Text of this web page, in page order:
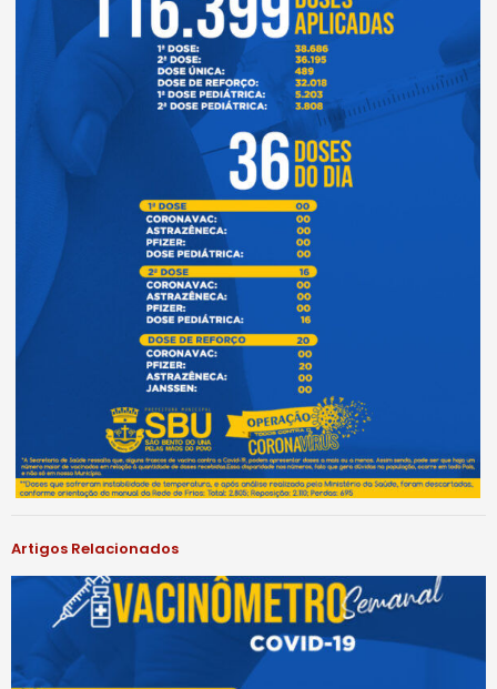
Artigos Relacionados